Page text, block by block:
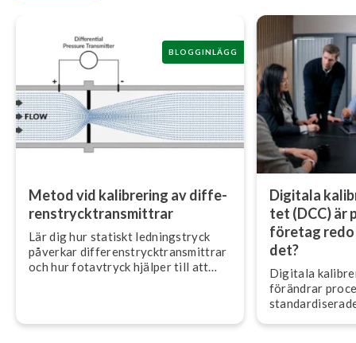
BLOGGINLÄGG
Metod vid kalibrering av dif­fe­
rens­tryck­trans­mitt­rar
Lär dig hur statiskt led­nings­tryck
påverkar dif­fe­rens­tryck­trans­mitt­rar
och hur fotavtryck hjälper till att
Digitala
tet (DCC) är
företag
det?
Digitala
förändrar